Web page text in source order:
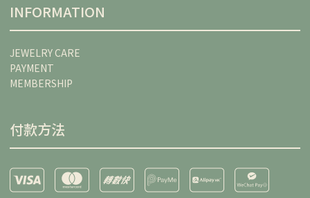
INFORMATION
JEWELRY CARE
PAYMENT
MEMBERSHIP
付款方法